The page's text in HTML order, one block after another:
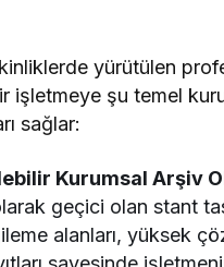
yürütülen
işletmeye şu temel
sağlar:
Kurumsal Arşiv
geçici olan stant
alanları, yüksek